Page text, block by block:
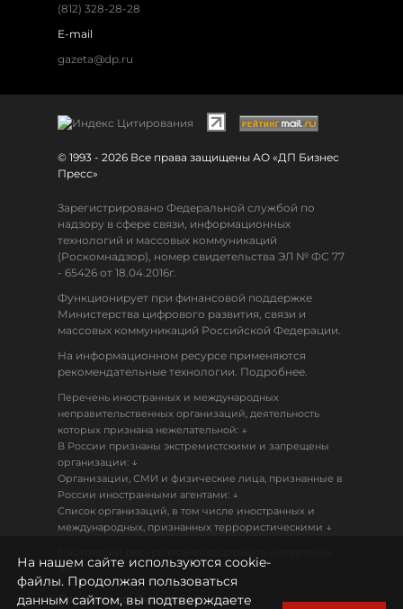
(812) 328-28-28
E-mail
gazeta@dp.ru
© 1993 - 2026 Все права защищены АО «ДП Бизнес
Пресс»
Зарегистрировано Федеральной службой по
надзору в сфере связи, информационных
технологий и массовых коммуникаций
(Роскомнадзор), номер свидетельства ЭЛ № ФС 77
- 65426 от 18.04.2016г.
Функционирует при финансовой поддержке
Министерства цифрового развития, связи и
массовых коммуникаций Российской Федерации.
На информационном ресурсе применяются
рекомендательные технологии. Подробнее.
Перечень иностранных и международных
неправительственных организаций, деятельность
которых признана нежелательной: ↓
В России признаны экстремистскими и запрещены
организации: ↓
Организации, СМИ и физические лица, признанные в
России иностранными агентами: ↓
Список организаций, в том числе иностранных и
международных, признанных террористическими ↓
18+
Политика конфиденциальности
На нашем сайте используются cookie-
файлы. Продолжая пользоваться
данным сайтом, вы подтверждаете